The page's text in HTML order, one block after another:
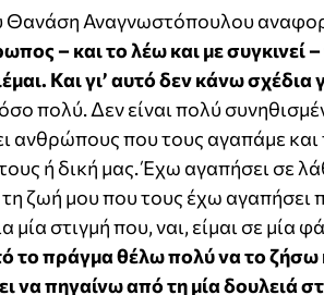
Αναγνωστόπουλου
– και το λέω και με συγκινεί
Και γι’ αυτό δεν κάνω σχέδια
πολύ. Δεν είναι πολύ
ανθρώπους που τους αγαπάμε και
ή δική μας. Έχω αγαπήσει σε
ζωή μου που τους έχω αγαπήσει
στιγμή που, ναι, είμαι σε μία
το πράγμα θέλω πολύ να το ζήσω
πηγαίνω από τη μία δουλειά